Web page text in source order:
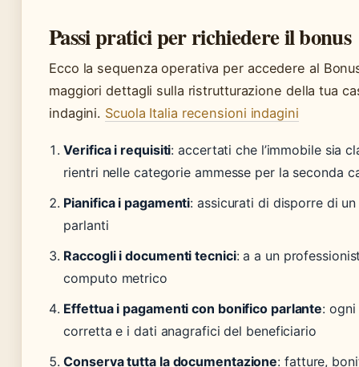
Passi pratici per richiedere il bonus
Ecco la sequenza operativa per accedere al
maggiori dettagli sulla ristrutturazione della tua
indagini. Scuola Italia recensioni indagini
Verifica i requisiti: accertati che l’immobile sia
rientri nelle categorie ammesse per la seconda
Pianifica i pagamenti: assicurati di disporre di
parlanti
Raccogli i documenti tecnici: a a un
computo metrico
Effettua i pagamenti con bonifico parlante:
corretta e i dati anagrafici del beneficiario
Conserva tutta la documentazione: fatture,